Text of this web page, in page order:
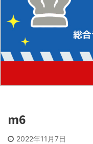
m6
2022年11月7日